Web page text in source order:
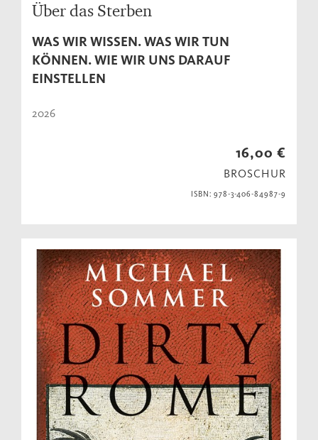
Über das Sterben
WAS WIR WISSEN. WAS WIR TUN
KÖNNEN. WIE WIR UNS DARAUF
EINSTELLEN
2026
16,00 €
BROSCHUR
ISBN: 978-3-406-84987-9